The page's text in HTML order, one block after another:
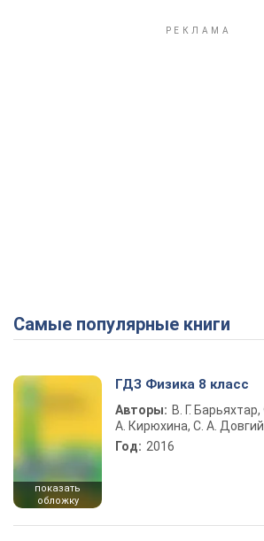
Самые популярные книги
показать
обложку
ГДЗ Физика 8 класс
Авторы: В. Г.
А. Кирюхина, С. А. Довгий
Год: 2016